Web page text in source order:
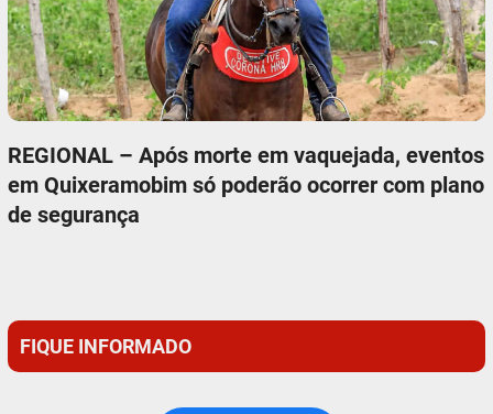
REGIONAL – Após morte em vaquejada, eventos
em Quixeramobim só poderão ocorrer com plano
de segurança
FIQUE INFORMADO